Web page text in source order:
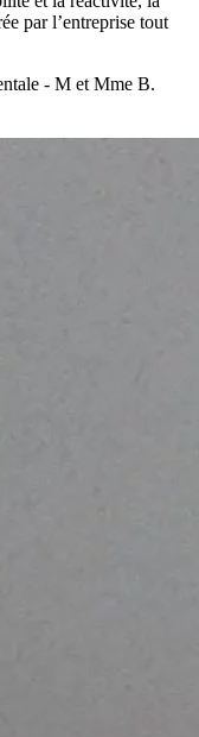
par l’entreprise tout
- M et Mme B.